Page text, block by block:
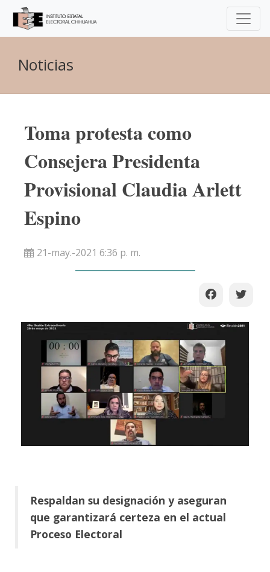
Noticias
Toma protesta como
Consejera Presidenta
Provisional Claudia Arlett
Espino
21-may.-2021 6:36 p. m.
Respaldan su designación y aseguran
que garantizará certeza en el actual
Proceso Electoral